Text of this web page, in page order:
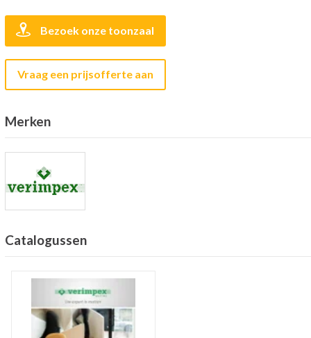
Bezoek onze toonzaal
Vraag een prijsofferte aan
Merken
Catalogussen